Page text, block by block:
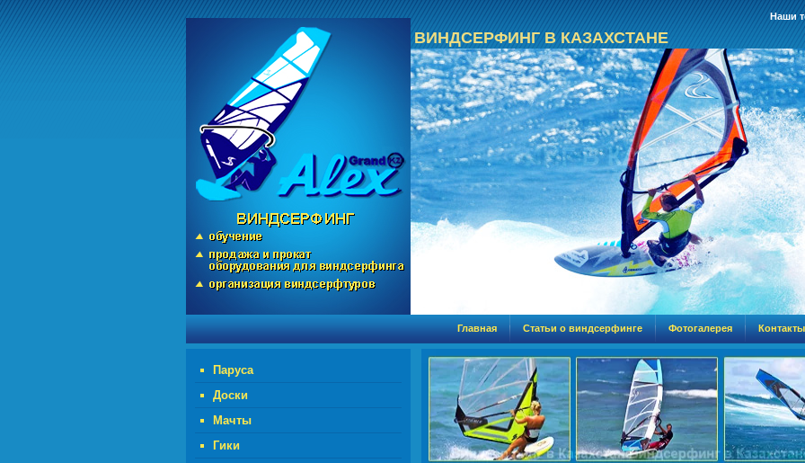
ВИНДСЕРФИНГ В КАЗАХСТАНЕ
Наши
Главная Статьи о виндсерфинге Фотогалерея Контакты
Паруса
Доски
Мачты
Гики